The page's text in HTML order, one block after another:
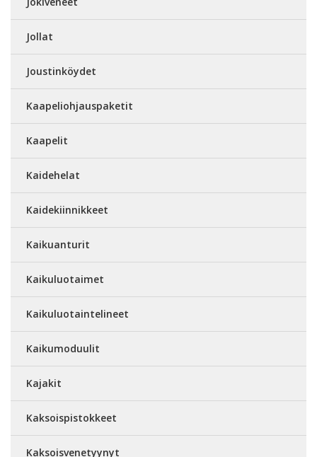
Jollat
Joustinköydet
Kaapeliohjauspaketit
Kaapelit
Kaidehelat
Kaidekiinnikkeet
Kaikuanturit
Kaikuluotaimet
Kaikuluotaintelineet
Kaikumoduulit
Kajakit
Kaksoispistokkeet
Kaksoisvenetyynyt